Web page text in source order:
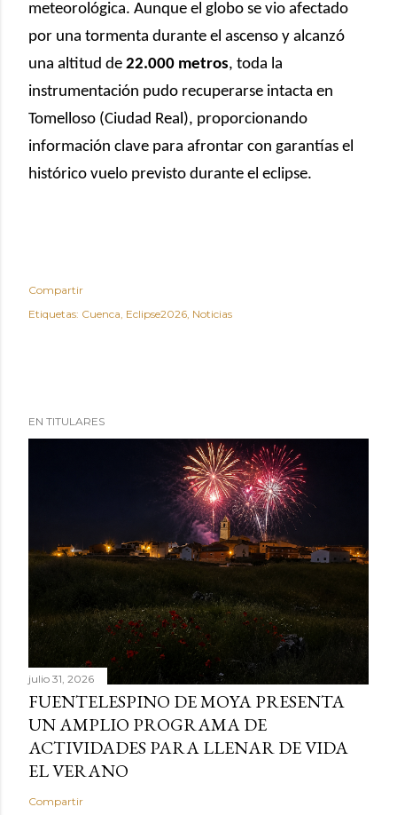
meteorológica. Aunque el globo se vio afectado
por una tormenta durante el ascenso y alcanzó
una altitud de 22.000 metros, toda la
instrumentación pudo recuperarse intacta en
Tomelloso (Ciudad Real), proporcionando
información clave para afrontar con garantías el
histórico vuelo previsto durante el eclipse.
Compartir
Etiquetas: Cuenca Eclipse2026 Noticias
EN TITULARES
julio 31, 2026
FUENTELESPINO DE MOYA PRESENTA
UN AMPLIO PROGRAMA DE
ACTIVIDADES PARA LLENAR DE VIDA
EL VERANO
Compartir